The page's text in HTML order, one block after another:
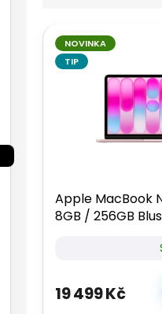
V
NOVINKA
TIP
Apple MacBook
8GB / 256GB
19 499 Kč